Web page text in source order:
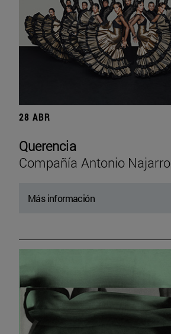
28 ABR
Querencia
Compañía Antonio Najarro
Más información